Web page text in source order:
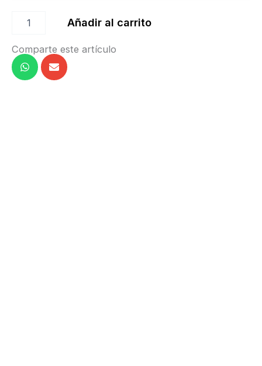
Añadir al carrito
Comparte este artículo